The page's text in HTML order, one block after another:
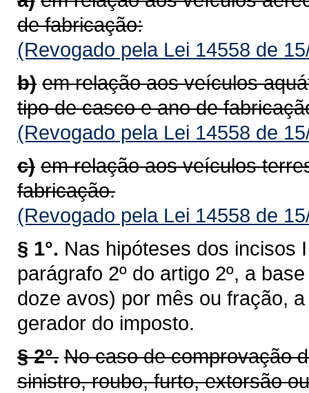
de fabricação:
(Revogado pela Lei 14558 de
b) em relação aos veículos
tipo de casco e ano de
(Revogado pela Lei 14558 de
c) em relação aos veículos
fabricação.
(Revogado pela Lei 14558 de
§ 1°. Nas hipóteses dos incisos
parágrafo 2º do artigo 2º, a
doze avos) por mês ou fração,
gerador do imposto.
§ 2°. No caso de comprovação
sinistro, roubo, furto, extorsão